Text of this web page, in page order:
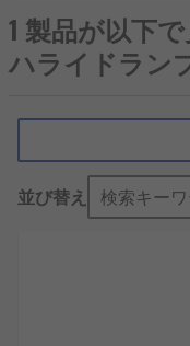
のランプは、高品質
及しています。また
ランプの寿命は最大
メタルハラ
理由
メタルハライドラン
常に汎用性の高いラ
さまざまなワット数
1 製品が以下
ハライドラン
並び替え 検索キー